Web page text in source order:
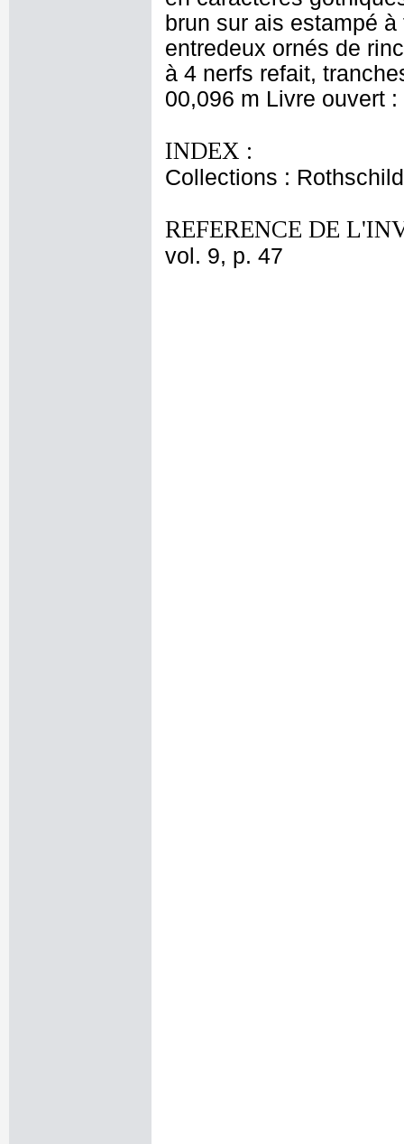
brun sur ais estampé
entredeux ornés de
à 4 nerfs refait,
00,096 m Livre ouvert
INDEX :
Collections :
REFERENCE DE
vol. 9, p. 47